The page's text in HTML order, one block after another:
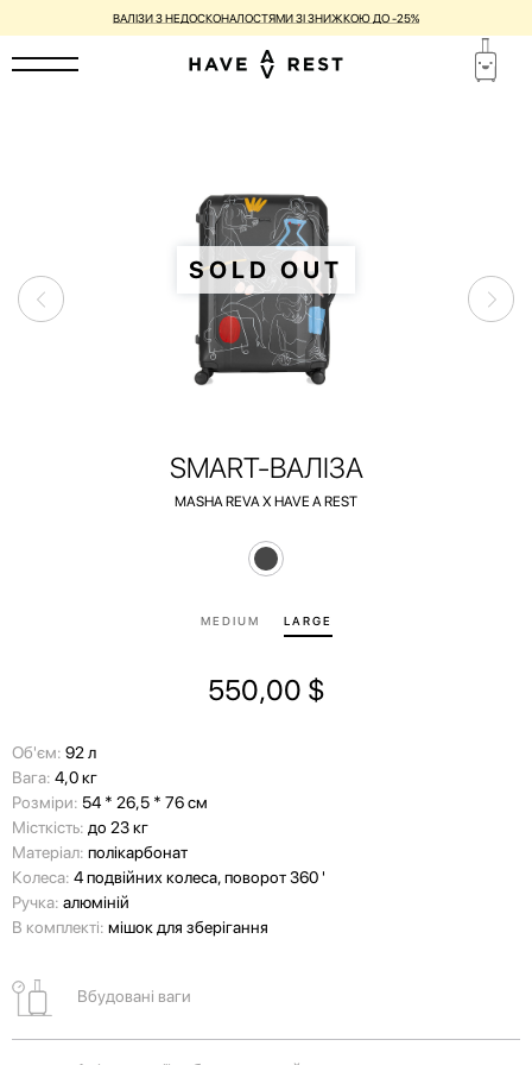
ГАРАНТІЯ 1 РІК ТА БЕЗКОШТОВНИЙ РЕМОНТ ДЛЯ КОЖНОЇ ВАЛІЗИ
SOLD OUT
SMART-ВАЛІЗА
MASHA REVA X HAVE A REST
MEDIUM LARGE
550,00 $
Об'єм: 92 л
Вага: 4,0 кг
Розміри: 54 * 26,5 * 76 см
Місткість: до 23 кг
Матеріал: полікарбонат
Колеса: 4 подвійних колеса, поворот 360 '
Ручка: алюміній
В комплекті: мішок для зберігання
Вбудовані ваги